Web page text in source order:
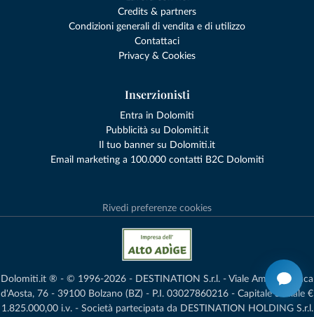
Credits & partners
Condizioni generali di vendita e di utilizzo
Contattaci
Privacy & Cookies
Inserzionisti
Entra in Dolomiti
Pubblicità su Dolomiti.it
Il tuo banner su Dolomiti.it
Email marketing a 100.000 contatti B2C Dolomiti
Rivedi preferenze cookies
Dolomiti.it ® - © 1996-2026 - DESTINATION S.r.l. - Viale Amedeo Duca
d'Aosta, 76 - 39100 Bolzano (BZ) - P.I. 03027860216 - Capitale Sociale €
1.825.000,00 i.v. - Società partecipata da DESTINATION HOLDING S.r.l.